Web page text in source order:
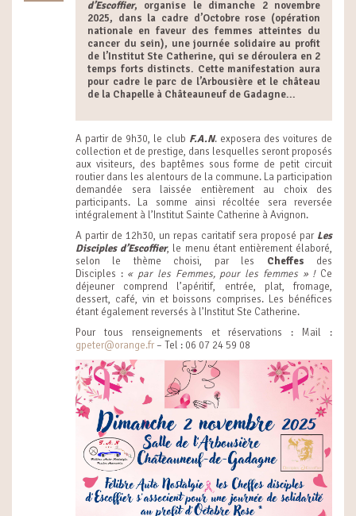
d’Escoffier, organise le dimanche 2 novembre
2025, dans la cadre d’Octobre rose (opération
nationale en faveur des femmes atteintes du
cancer du sein), une journée solidaire au profit
de l’Institut Ste Catherine, qui se déroulera en 2
temps forts distincts. Cette manifestation aura
pour cadre le parc de l’Arbousière et le château
de la Chapelle à Châteauneuf de Gadagne...
A partir de 9h30, le club F.A.N. exposera des voitures de
collection et de prestige, dans lesquelles seront proposés
aux visiteurs, des baptêmes sous forme de petit circuit
routier dans les alentours de la commune. La participation
demandée sera laissée entièrement au choix des
participants. La somme ainsi récoltée sera reversée
intégralement à l’Institut Sainte Catherine à Avignon.
A partir de 12h30, un repas caritatif sera proposé par Les
Disciples d’Escoffier, le menu étant entièrement élaboré,
selon le thème choisi, par les Cheffes des
Disciples : « par les Femmes, pour les femmes » !Ce
déjeuner comprend l’apéritif, entrée, plat, fromage,
dessert, café, vin et boissons comprises. Les bénéfices
étant également reversés à l’Institut Ste Catherine.
Pour tous renseignements et réservations : Mail :
gpeter@orange.fr – Tel : 06 07 24 59 08